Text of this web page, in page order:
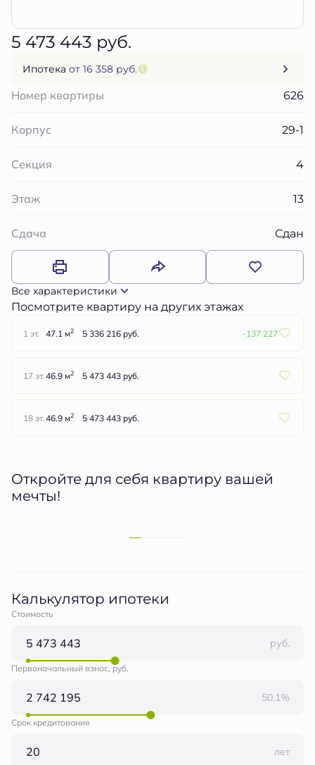
5 473 443 руб.
Ипотека от 16 358 руб.
Номер квартиры 626
Корпус 29-1
Секция 4
Этаж 13
Сдача Сдан
Все характеристики
Посмотрите квартиру на других этажах
1 эт. 47.1 м2 5 336 216 руб. -137 227
17 эт. 46.9 м2 5 473 443 руб.
18 эт. 46.9 м2 5 473 443 руб.
Откройте для себя квартиру вашей
мечты!
Калькулятор ипотеки
Стоимость
руб.
Первоначальный взнос, руб.
50.1%
Срок кредитования
лет